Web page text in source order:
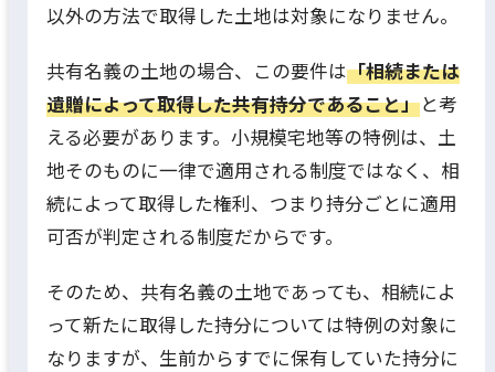
以外の方法で取得した土地は対象になりません。
共有名義の土地の場合、この要件は「相続または
遺贈によって取得した共有持分であること」と考
える必要があります。小規模宅地等の特例は、土
地そのものに一律で適用される制度ではなく、相
続によって取得した権利、つまり持分ごとに適用
可否が判定される制度だからです。
そのため、共有名義の土地であっても、相続によ
って新たに取得した持分については特例の対象に
なりますが、生前からすでに保有していた持分に